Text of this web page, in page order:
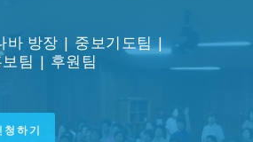
바 방장 | 중보기도팀 |
팀 | 후원팀
하기